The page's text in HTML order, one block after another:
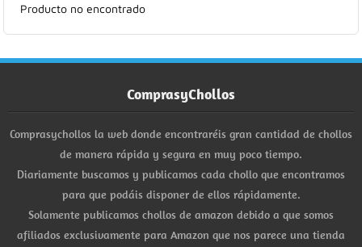
Listas
Multimedia
Producto no encontrado
ComprasyChollos
Comprasychollos la web donde encontraréis gran cantidad de chollos
de manera rápida y segura en muy poco tiempo.
Diariamente buscamos y publicamos cada chollo que encontramos
para que podáis disponer de ellos rápidamente.
Solamente publicamos chollos de amazon debido a que somos
afiliados exclusivamente para Amazon que nos parece una tienda